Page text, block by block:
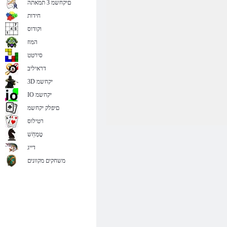
םיקחשמ 3 תמאתה
חידות
וקודוס
המוז
סירטט
דראיליב
3D יקחשמ
IO יקחשמ
םיפלק יקחשמ
רטילוס
טָמְחַׁש
דייג
משחקים מקוונים